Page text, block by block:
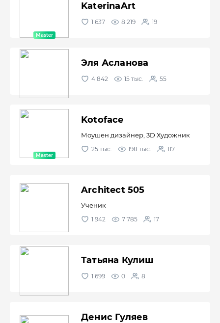
KaterinaArt
1 637 8 219 19
Эля Асланова
4 842 15 тыс. 55
Kotoface
Моушен дизайнер, 3D Художник
25 тыс. 198 тыс. 117
Architect 505
Ученик
1 942 7 785 17
Татьяна Кулиш
1 699 0 8
Денис Гуляев